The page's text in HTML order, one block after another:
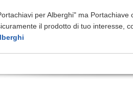
per Alberghi" ma
il prodotto di tuo interesse,